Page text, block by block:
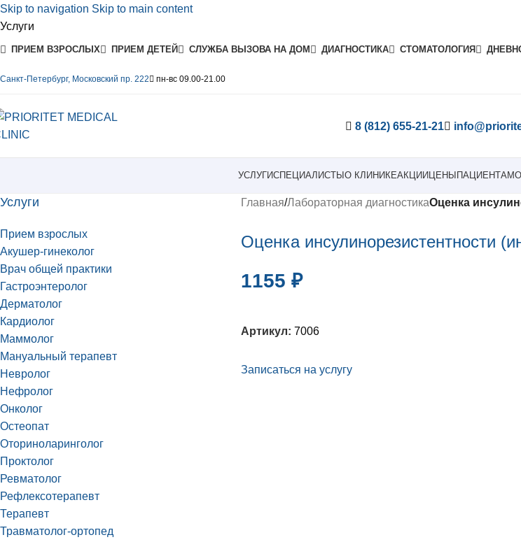
Skip to navigation Skip to main content
Услуги
ПРИЕМ ВЗРОСЛЫХ ПРИЕМ ДЕТЕЙ СЛУЖБА ВЫЗОВА НА ДОМ ДИАГНОСТИКА СТОМАТОЛОГИЯ
Санкт-Петербург, Московский пр. 222 пн-вс 09.00-21.00
8 (812) 655-21-21
УСЛУГИСПЕЦИАЛИСТЫ О КЛИНИКЕАКЦИИ ЦЕНЫ ПАЦИЕНТАМ
Услуги
Прием взрослых
Акушер-гинеколог
Врач общей практики
Гастроэнтеролог
Дерматолог
Кардиолог
Маммолог
Мануальный терапевт
Невролог
Нефролог
Онколог
Остеопат
Оториноларинголог
Проктолог
Ревматолог
Рефлексотерапевт
Терапевт
Травматолог-ортопед
Главная/Лабораторная диагностикаОценка
Оценка инсулинорезистентности
1155 ₽
Артикул: 7006
Записаться на услугу